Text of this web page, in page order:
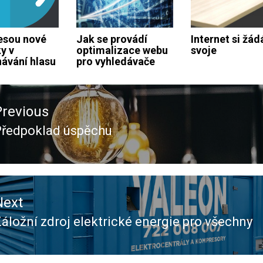
nové
v
hlasu
Jak se provádí
optimalizace webu
pro vyhledávače
Internet si
svoje
úspěchu
zdroj elektrické energie pro všechny